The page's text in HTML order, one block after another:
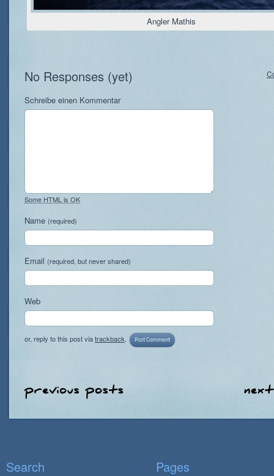
Angler Mathis
No Responses (yet)
Schreibe einen Kommentar
Some HTML is OK
Name (required)
Email (required, but never shared)
Web
or, reply to this post viatrackback
Search Pages